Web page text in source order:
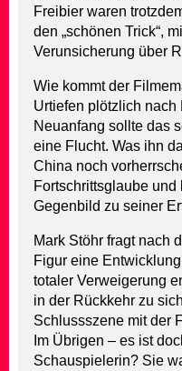
Freibier waren
den „schönen Trick“,
Verunsicherung über
Wie kommt der
Urtiefen plötzlich
Neuanfang sollte das
eine Flucht. Was ihn
China noch
Fortschrittsglaube
Gegenbild zu seiner
Mark Stöhr fragt nach
Figur eine
totaler Verweigerung
in der Rückkehr zu
Schlussszene mit der
Im Übrigen – es ist
Schauspielerin? Sie